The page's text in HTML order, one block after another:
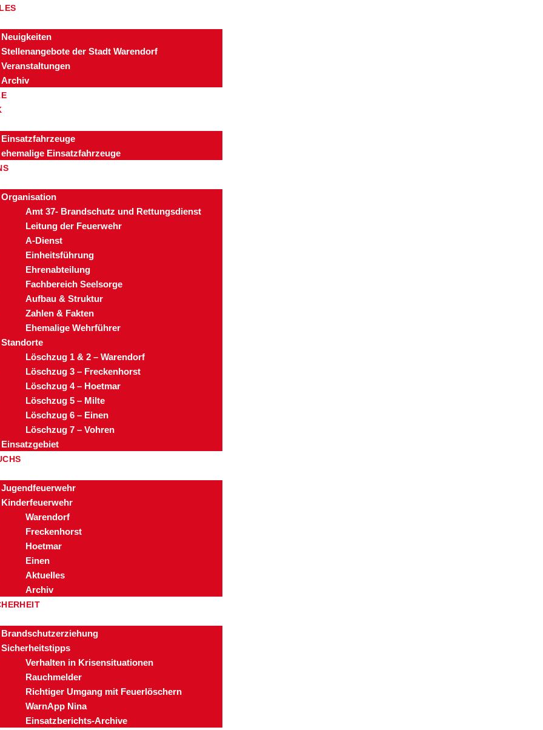
Neuigkeiten
Stellenangebote der Stadt Warendorf
Veranstaltungen
Archiv
Einsatzfahrzeuge
ehemalige Einsatzfahrzeuge
Organisation
Amt 37- Brandschutz und Rettungsdienst
Leitung der Feuerwehr
A-Dienst
Einheitsführung
Ehrenabteilung
Fachbereich Seelsorge
Aufbau & Struktur
Zahlen & Fakten
Ehemalige Wehrführer
Standorte
Löschzug 1 & 2 – Warendorf
Löschzug 3 – Freckenhorst
Löschzug 4 – Hoetmar
Löschzug 5 – Milte
Löschzug 6 – Einen
Löschzug 7 – Vohren
Einsatzgebiet
Jugendfeuerwehr
Kinderfeuerwehr
Warendorf
Freckenhorst
Hoetmar
Einen
Aktuelles
Archiv
Brandschutzerziehung
Sicherheitstipps
Verhalten in Krisensituationen
Rauchmelder
Richtiger Umgang mit Feuerlöschern
WarnApp Nina
Einsatzberichts-Archive